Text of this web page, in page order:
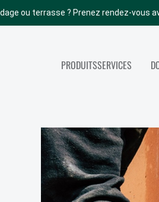
ou terrasse ? Prenez rendez-vous
PRODUITSSERVICES
TOUS NOS